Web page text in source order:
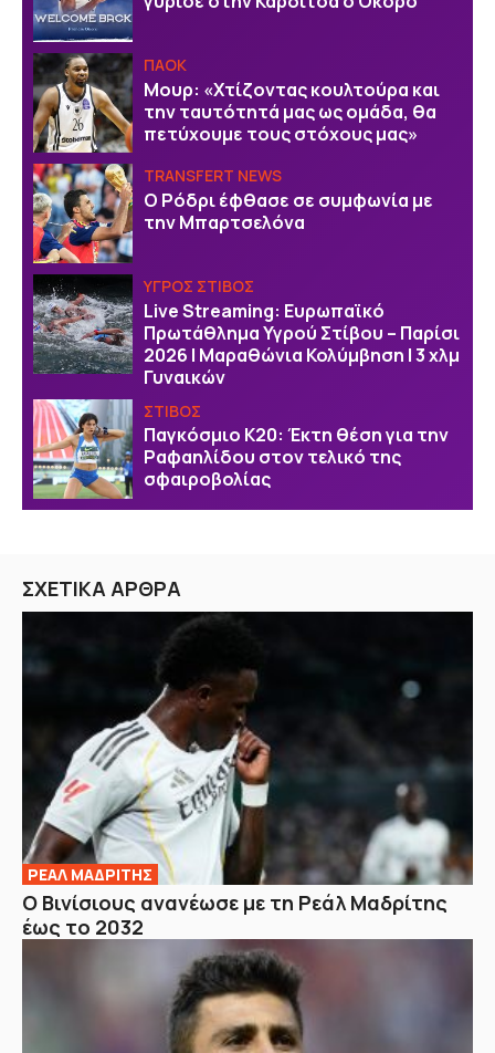
ΠΑΟΚ
Μουρ: «Χτίζοντας κουλτούρα και
την ταυτότητά μας ως ομάδα, θα
πετύχουμε τους στόχους μας»
TRANSFERT NEWS
O Ρόδρι έφθασε σε συμφωνία με
την Μπαρτσελόνα
ΥΓΡΟΣ ΣΤΙΒΟΣ
Live Streaming: Ευρωπαϊκό
Πρωτάθλημα Υγρού Στίβου – Παρίσι
2026 | Μαραθώνια Κολύμβηση | 3 χλμ
Γυναικών
ΣΤΙΒΟΣ
Παγκόσμιο Κ20: Έκτη θέση για την
Ραφαηλίδου στον τελικό της
σφαιροβολίας
ΣΧΕΤΙΚΑ ΑΡΘΡΑ
ΡΕΑΛ ΜΑΔΡΙΤΗΣ
Ο Βινίσιους ανανέωσε με τη Ρεάλ Μαδρίτης
έως το 2032